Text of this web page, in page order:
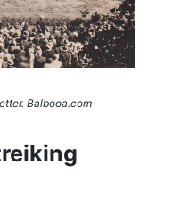
Balbooa.com